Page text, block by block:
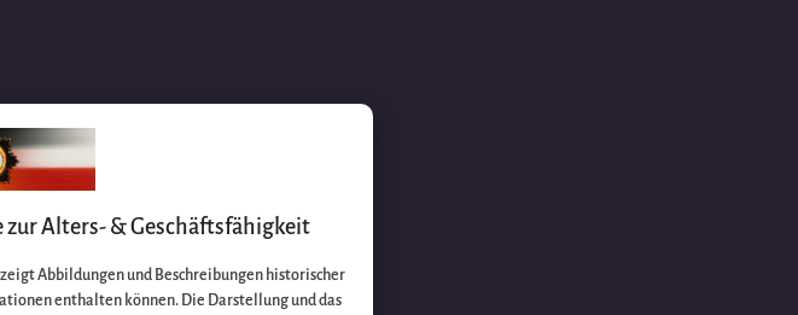
zur Alters- & Geschäftsfähigkeit
Abbildungen und Beschreibungen historischer
enthalten können. Die Darstellung und das